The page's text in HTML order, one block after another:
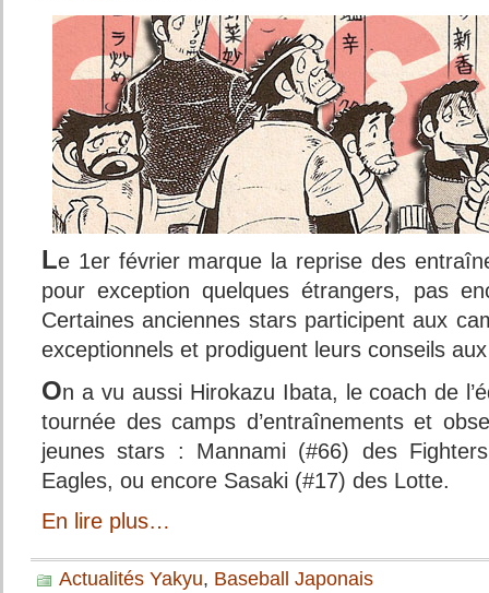
Le 1er février marque la reprise des
pour exception quelques étrangers, pas
Certaines anciennes stars participent aux
exceptionnels et prodiguent leurs conseils
On a vu aussi Hirokazu Ibata, le coach de
tournée des camps d’entraînements et
jeunes stars : Mannami (#66) des
Eagles, ou encore Sasaki (#17) des Lotte.
En lire plus…
Actualités Yakyu, Baseball Japonais